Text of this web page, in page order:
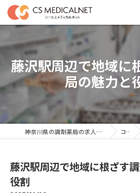
藤沢駅周辺で地域に
局の魅力と
神奈川県の調剤薬局の求人ならシーエスメディカルネット コラム
藤沢駅周辺で地域に根ざす
役割